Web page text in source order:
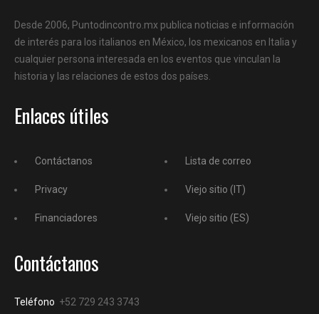
Desde 2006, Puntodincontro.mx publica noticias e información
de interés para los italianos en México, los mexicanos en Italia y
cualquier persona interesada en los eventos que vinculan la
historia y las relaciones de estos dos países.
Enlaces útiles
Contáctanos
Privacy
Financiadores
Lista de correo
Viejo sitio (IT)
Viejo sitio (ES)
Contáctanos
Teléfono +52 729 243 3743